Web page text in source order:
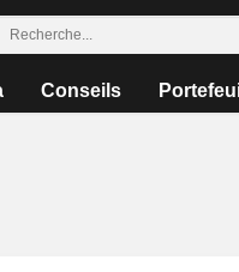
Conseils